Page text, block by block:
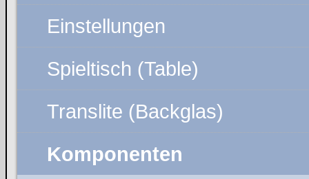
Einstellungen
Spieltisch (Table)
Translite (Backglas)
Komponenten